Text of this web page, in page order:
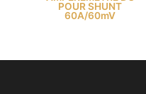
POUR SHUNT
60A/60mV